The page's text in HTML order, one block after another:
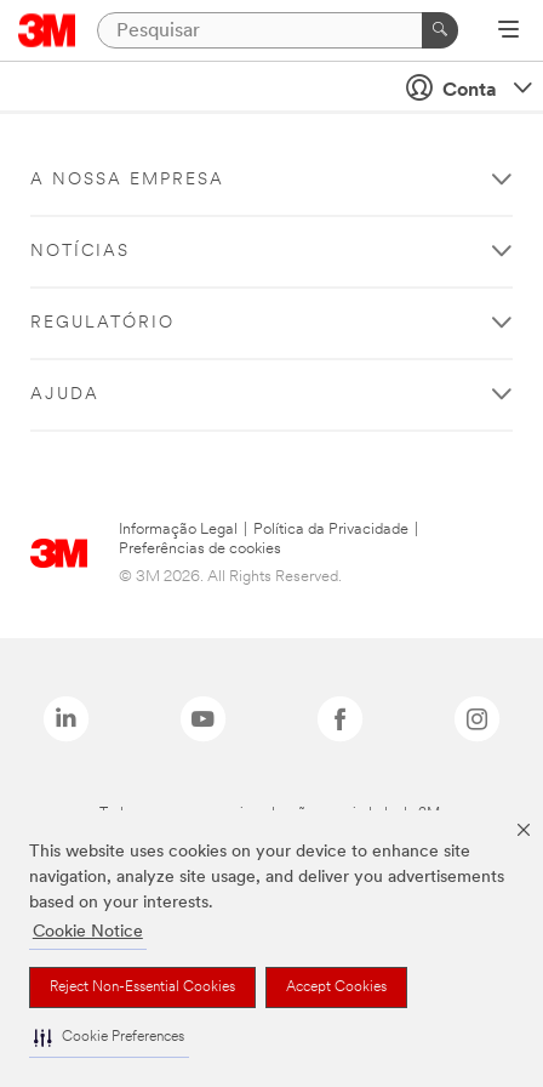
This website uses cookies on your device to enhance site
navigation, analyze site usage, and deliver you advertisements
based on your interests.
Cookie Notice
Reject Non-Essential Cookies Accept Cookies
Cookie Preferences
Conta
A NOSSA EMPRESA
NOTÍCIAS
REGULATÓRIO
AJUDA
Informação Legal Política da Privacidade
Preferências de cookies
© 3M 2026. All Rights Reserved.
Todas as marcas mencionadas são propriedade da 3M.